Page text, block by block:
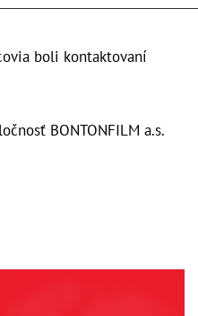
boli kontaktovaní
BONTONFILM a.s.